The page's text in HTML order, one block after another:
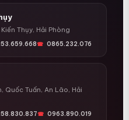
Thụy, Hải Phòng
0865.232.076
Quốc Tuấn, An Lão, Hải
0963.890.019